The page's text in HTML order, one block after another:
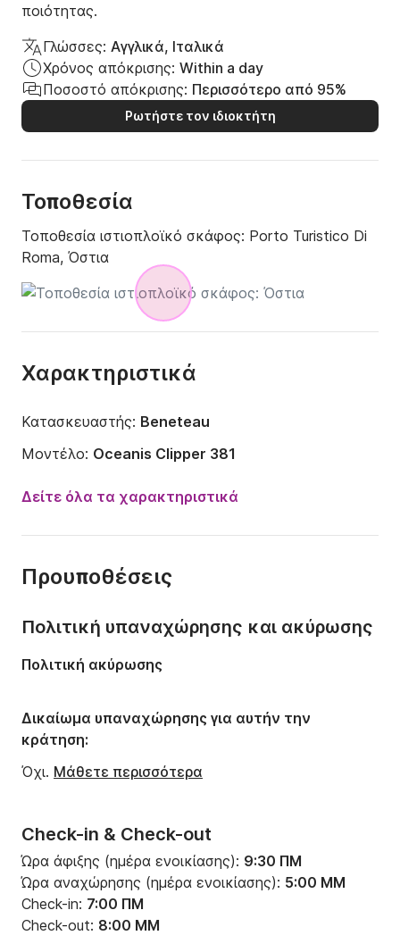
ποιότητας.
Γλώσσες: Αγγλικά, Ιταλικά
Χρόνος απόκρισης: Within a day
Ποσοστό απόκρισης: Περισσότερο από 95%
Ρωτήστε τον ιδιοκτήτη
Τοποθεσία
Τοποθεσία ιστιοπλοϊκό σκάφος: Porto Turistico Di
Roma, Όστια
Χαρακτηριστικά
Κατασκευαστής: Beneteau
Μοντέλο: Oceanis Clipper 381
Αριθμός κλινών:6
12m
Βύθισμα:
Ισχύς κινητήρα:
Δείτε όλα τα χαρακτηριστικά
Προυποθέσεις
Check-in & Check-out
Ώρα άφιξης (ημέρα ενοικίασης): 9:30 ΠΜ
Ώρα αναχώρησης (ημέρα ενοικίασης): 5:00 ΜΜ
Check-in: 7:00 ΠΜ
Check-out: 8:00 ΜΜ
Πολιτική υπαναχώρησης και ακύρωσης
Πολιτική ακύρωσης
Δικαίωμα υπαναχώρησης για αυτήν την
κράτηση:
Όχι. Μάθετε περισσότερα